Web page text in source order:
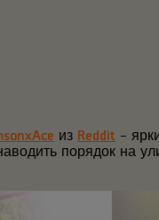
из Reddit –
порядок на